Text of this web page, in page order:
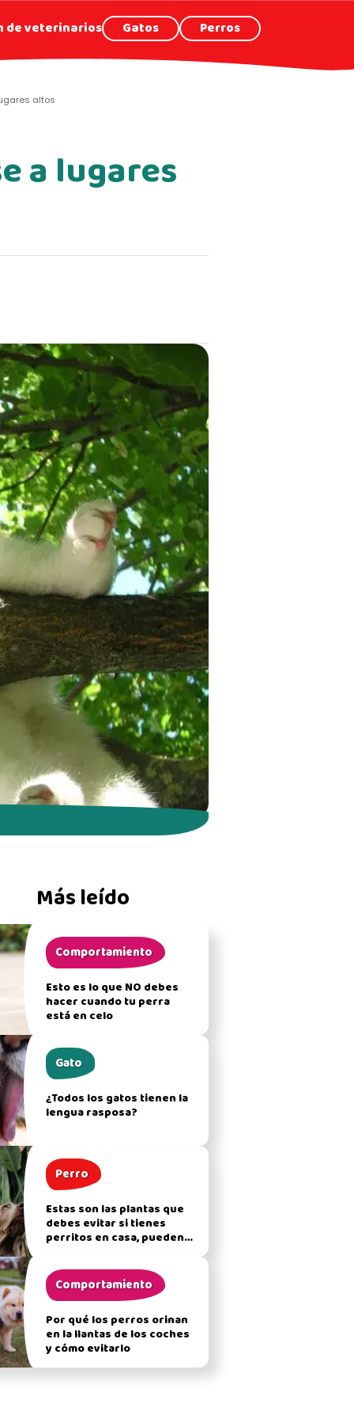
de veterinarios Gatos Perros
altos
a lugares
Más leído
Comportamiento
Esto es lo que NO debes
hacer cuando tu perra
está en celo
Gato
¿Todos los gatos tienen la
lengua rasposa?
Perro
Estas son las plantas que
debes evitar si tienes
perritos en casa, pueden
Comportamiento
Por qué los perros orinan
en la llantas de los coches
y cómo evitarlo